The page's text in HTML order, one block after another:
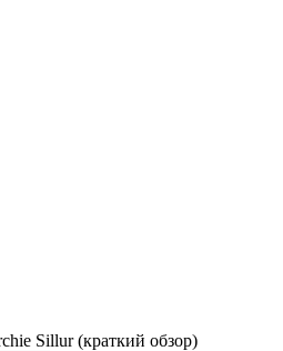
Sillur (краткий обзор)